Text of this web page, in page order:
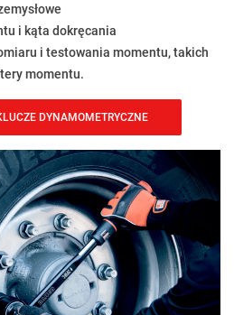
i kąta dokręcania
i testowania momentu, takich
momentu.
DYNAMOMETRYCZNE